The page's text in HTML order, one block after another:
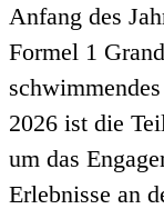
Anfang des
Formel 1
2026 ist die
um das
Erlebnisse an